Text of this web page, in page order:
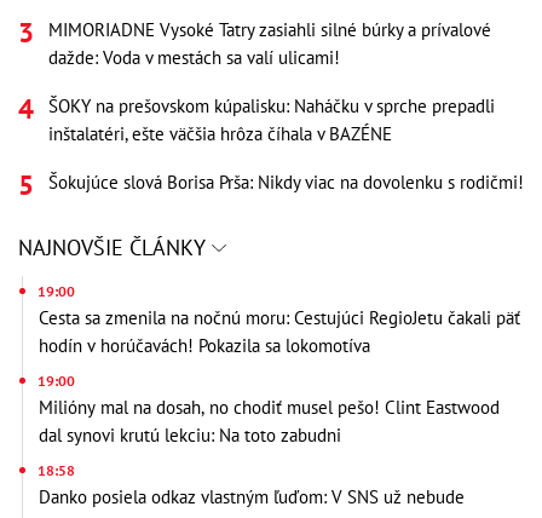
MIMORIADNE Vysoké Tatry zasiahli silné búrky a prívalové
dažde: Voda v mestách sa valí ulicami!
ŠOKY na prešovskom kúpalisku: Naháčku v sprche prepadli
inštalatéri, ešte väčšia hrôza číhala v BAZÉNE
Šokujúce slová Borisa Prša: Nikdy viac na dovolenku s rodičmi!
NAJNOVŠIE ČLÁNKY
19:00
Cesta sa zmenila na nočnú moru: Cestujúci RegioJetu čakali päť
hodín v horúčavách! Pokazila sa lokomotíva
19:00
Milióny mal na dosah, no chodiť musel pešo! Clint Eastwood
dal synovi krutú lekciu: Na toto zabudni
18:58
Danko posiela odkaz vlastným ľuďom: V SNS už nebude